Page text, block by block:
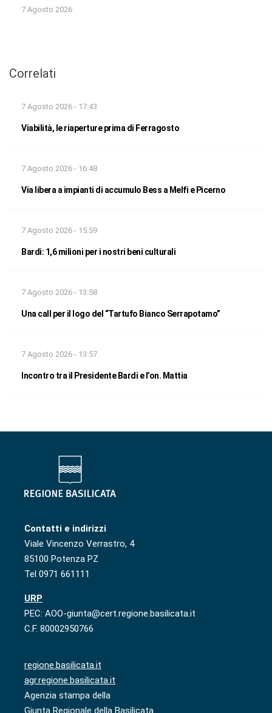
7 Agosto 2026
Correlati
7 Agosto 2026 - 17:43
Viabilità, le riaperture prima di Ferragosto
7 Agosto 2026 - 16:48
Via libera a impianti di accumulo Bess a Melfi e Picerno
7 Agosto 2026 - 15:59
Bardi: 1,6 milioni per i nostri beni culturali
7 Agosto 2026 - 13:58
Una call per il logo del “Tartufo Bianco Serrapotamo”
7 Agosto 2026 - 13:57
Incontro tra il Presidente Bardi e l’on. Mattia
Contatti e indirizzi
Viale Vincenzo Verrastro, 4
85100 Potenza PZ
Tel 0971 661111
URP
PEC: AOO-giunta@cert.regione.basilicata.it
C.F. 80002950766
regione.basilicata.it
agr.regione.basilicata.it
Agenzia stampa della
Giunta Regionale della Basilicata